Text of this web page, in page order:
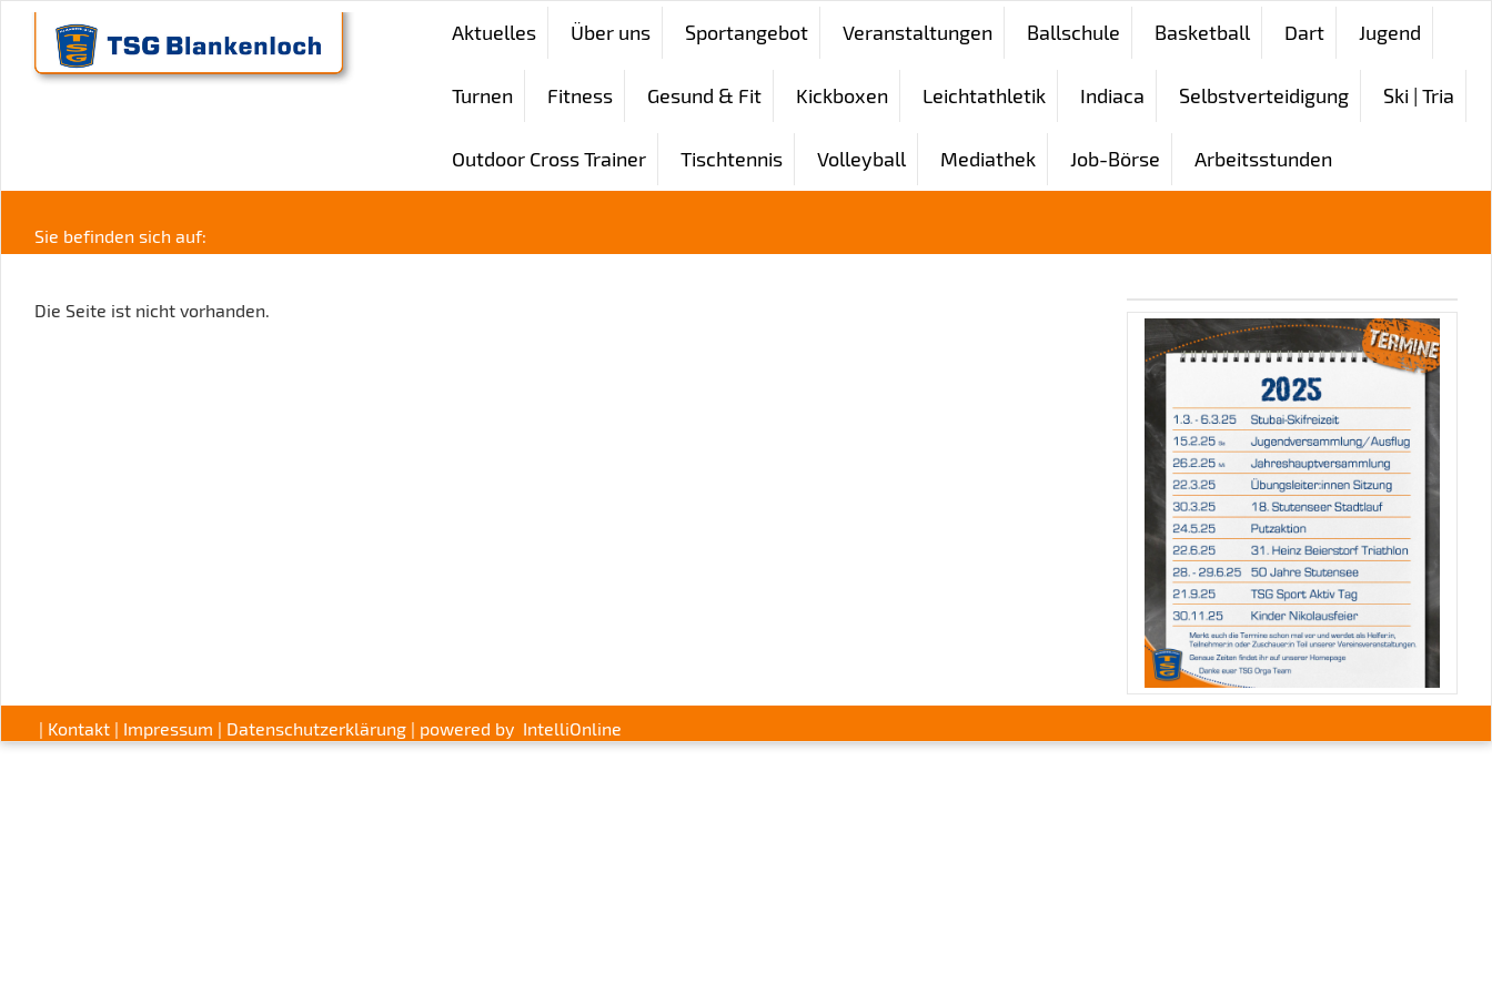
Aktuelles Über uns Sportangebot Veranstaltungen Ballschule Basketball Dart Jugend
Turnen Fitness Gesund & Fit Kickboxen Leichtathletik Indiaca Selbstverteidigung Ski | Tria
Outdoor Cross Trainer Tischtennis Volleyball Mediathek Job-Börse Arbeitsstunden
Sie befinden sich auf:
Die Seite ist nicht vorhanden.
| Kontakt | Impressum | Datenschutzerklärung | powered by IntelliOnline